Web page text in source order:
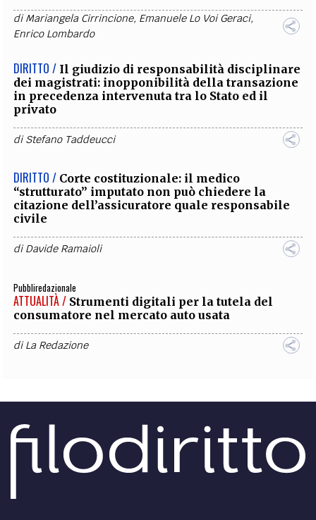
diMariangela Cirrincione, Emanuele Lo Voi Geraci,
Enrico Lombardo
DIRITTO / Il giudizio di responsabilità disciplinare
dei magistrati: inopponibilità della transazione
in precedenza intervenuta tra lo Stato ed il
privato
diStefano Taddeucci
DIRITTO / Corte costituzionale: il medico
“strutturato” imputato non può chiedere la
citazione dell’assicuratore quale responsabile
civile
diDavide Ramaioli
Pubbliredazionale
ATTUALITÀ / Strumenti digitali per la tutela del
consumatore nel mercato auto usata
diLa Redazione